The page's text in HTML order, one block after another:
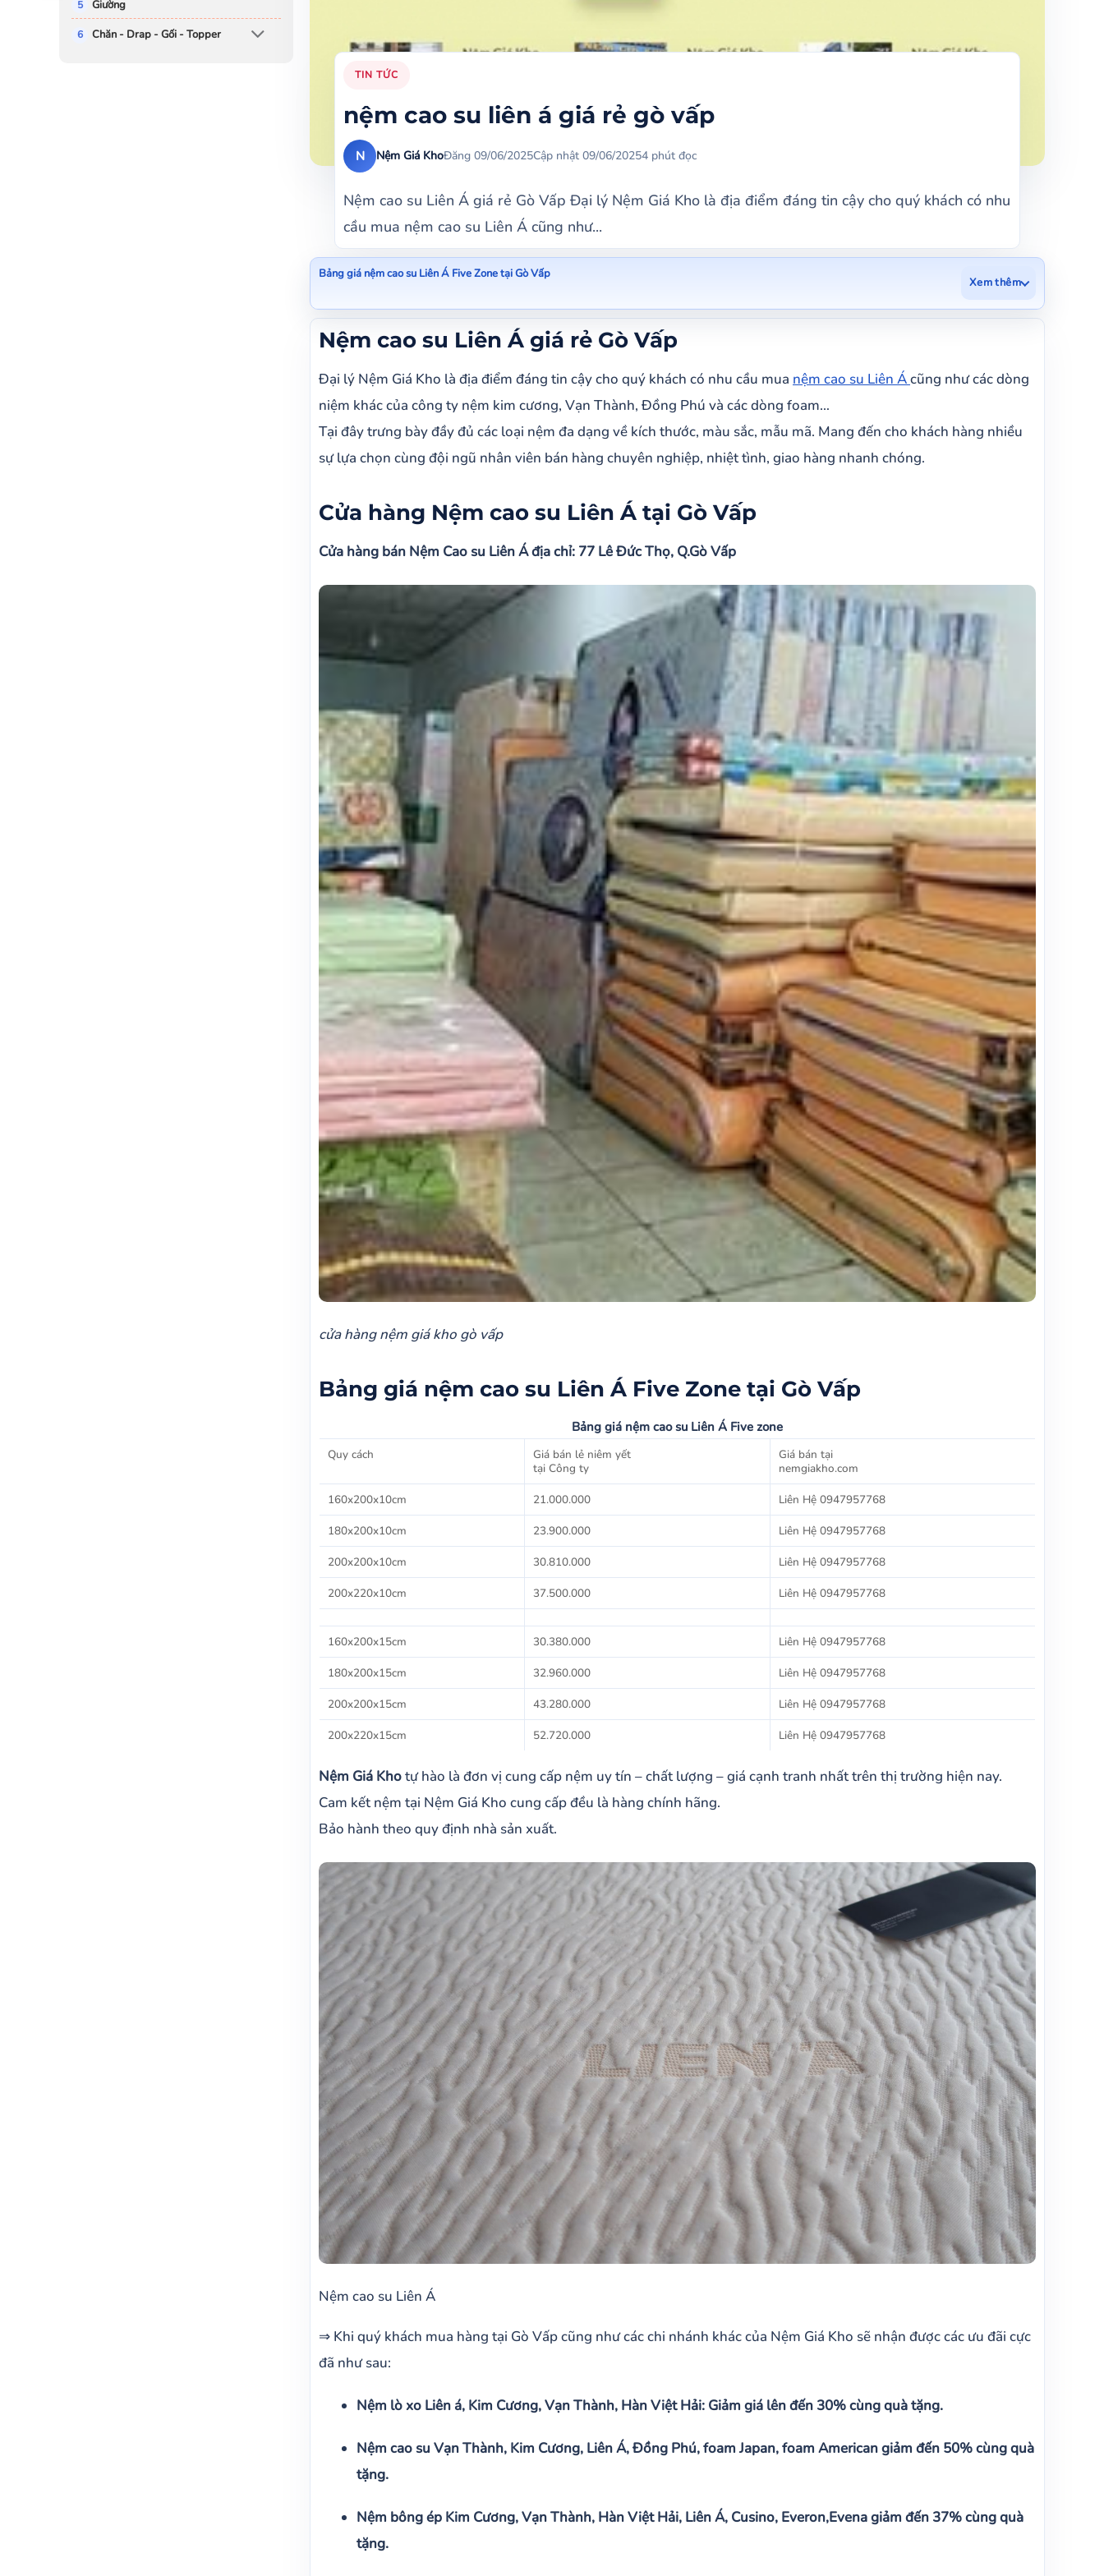
Giường
Chăn - Drap - Gối - Topper
TIN TỨC
nệm cao su liên á giá rẻ gò vấp
N Nệm Giá KhoĐăng 09/06/2025Cập nhật 09/06/20254 phút đọc
Nệm cao su Liên Á giá rẻ Gò Vấp Đại lý Nệm Giá Kho là địa điểm đáng tin cậy cho quý khách có nhu
cầu mua nệm cao su Liên Á cũng như...
Bảng giá nệm cao su Liên Á Five Zone tại Gò Vấp
Xem thêm
Nệm cao su Liên Á giá rẻ Gò Vấp
Bảng giá nệm cao su Liên Á Five Zone tại Gò Vấp
Nệm cao su Liên Á giá rẻ Gò Vấp
Đại lý Nệm Giá Kho là địa điểm đáng tin cậy cho quý khách có nhu cầu mua nệm cao su Liên Ácũng như các dòng
niệm khác của công ty nệm kim cương, Vạn Thành, Đồng Phú và các dòng foam…
Tại đây trưng bày đầy đủ các loại nệm đa dạng về kích thước, màu sắc, mẫu mã. Mang đến cho khách hàng nhiều
sự lựa chọn cùng đội ngũ nhân viên bán hàng chuyên nghiệp, nhiệt tình, giao hàng nhanh chóng.
Cửa hàng Nệm cao su Liên Á tại Gò Vấp
Cửa hàng bán Nệm Cao su Liên Á địa chỉ: 77 Lê Đức Thọ, Q.Gò Vấp
​cửa hàng nệm giá kho gò vấp
Bảng giá nệm cao su Liên Á Five Zone tại Gò Vấp
Bảng giá nệm cao su Liên Á Five zone
Quy cách
Giá bán lẻ niêm yết
tại Công ty
Giá bán tại
nemgiakho.com
160x200x10cm
21.000.000
Liên Hệ 0947957768
180x200x10cm
23.900.000
Liên Hệ 0947957768
200x200x10cm
30.810.000
Liên Hệ 0947957768
200x220x10cm
37.500.000 Liên Hệ 0947957768
160x200x15cm 30.380.000
Liên Hệ 0947957768
180x200x15cm
32.960.000
Liên Hệ 0947957768
200x200x15cm
43.280.000
Liên Hệ 0947957768
200x220x15cm
52.720.000 Liên Hệ 0947957768
Nệm Giá Khotự hào là đơn vị cung cấp nệm uy tín – chất lượng – giá cạnh tranh nhất trên thị trường hiện nay.
Cam kết nệm tại Nệm Giá Kho cung cấp đều là hàng chính hãng.
Bảo hành theo quy định nhà sản xuất.
Nệm cao su Liên Á
⇒ Khi quý khách mua hàng tại Gò Vấp cũng như các chi nhánh khác của Nệm Giá Kho sẽ nhận được các ưu đãi cực
đã như sau:
Nệm lò xo Liên á, Kim Cương, Vạn Thành, Hàn Việt Hải: Giảm giá lên đến 30% cùng quà tặng.
Nệm cao su Vạn Thành, Kim Cương, Liên Á, Đồng Phú, foam Japan, foam American giảm đến 50% cùng quà
tặng.
Nệm bông ép Kim Cương, Vạn Thành, Hàn Việt Hải, Liên Á, Cusino, Everon,Evena giảm đến 37% cùng quà
tặng.